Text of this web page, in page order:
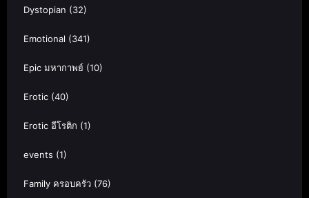
Dystopian (32)
Emotional (341)
Epic มหากาพย์ (10)
Erotic (40)
Erotic อีโรติก (1)
events (1)
Family ครอบครัว (76)